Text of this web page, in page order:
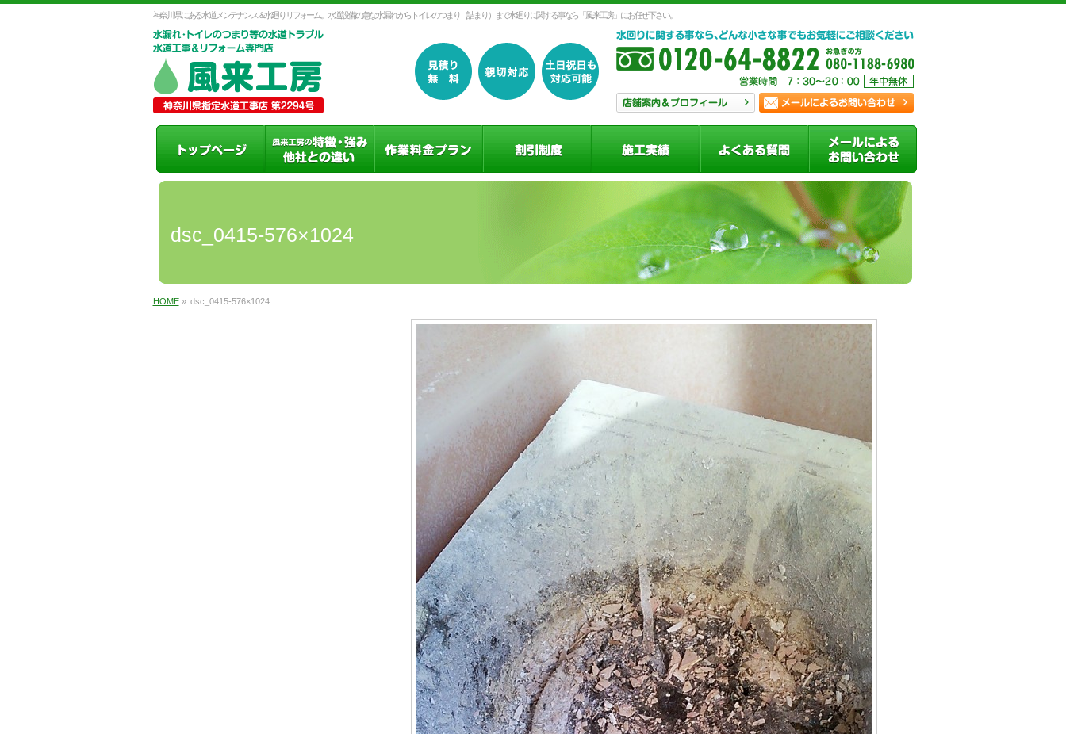
神奈川県にある水道メンテナンス＆水廻りリフォーム。水道設備の急な水漏れからトイレのつまり（詰まり）まで水廻りに関する事なら「風来工房」にお任せ下さい。
dsc_0415-576×1024
HOME» dsc_0415-576×1024